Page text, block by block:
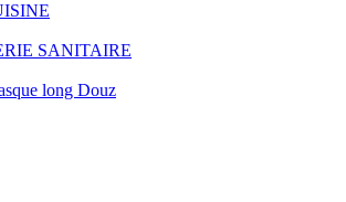
SANITAIRE
long Douz